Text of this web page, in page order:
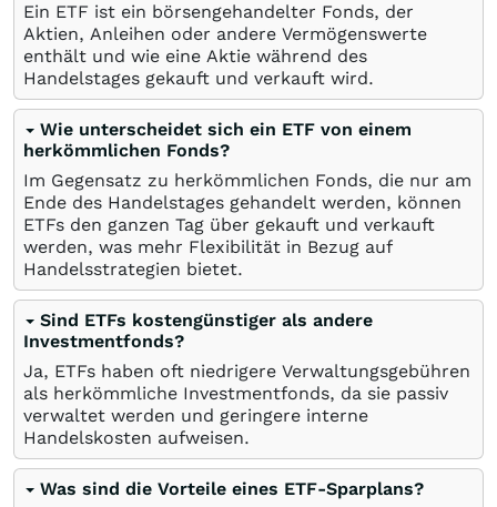
Ein ETF ist ein börsengehandelter Fonds, der
Aktien, Anleihen oder andere Vermögenswerte
enthält und wie eine Aktie während des
Handelstages gekauft und verkauft wird.
Wie unterscheidet sich ein ETF von einem
herkömmlichen Fonds?
Im Gegensatz zu herkömmlichen Fonds, die nur am
Ende des Handelstages gehandelt werden, können
ETFs den ganzen Tag über gekauft und verkauft
werden, was mehr Flexibilität in Bezug auf
Handelsstrategien bietet.
Sind ETFs kostengünstiger als andere
Investmentfonds?
Ja, ETFs haben oft niedrigere Verwaltungsgebühren
als herkömmliche Investmentfonds, da sie passiv
verwaltet werden und geringere interne
Handelskosten aufweisen.
Was sind die Vorteile eines ETF-Sparplans?